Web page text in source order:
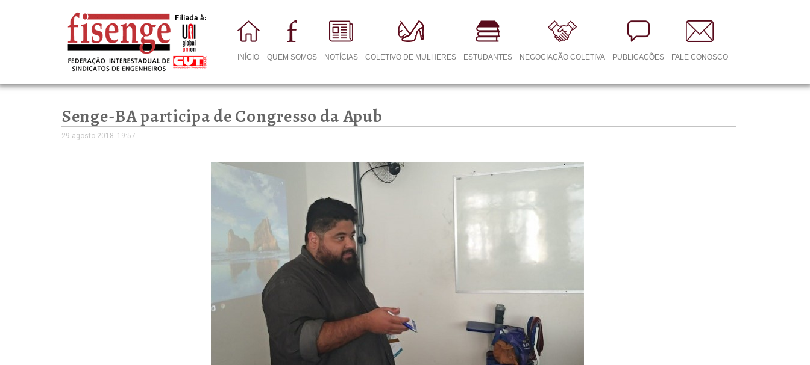
INÍCIO QUEM SOMOS NOTÍCIAS COLETIVO DE MULHERES ESTUDANTES NEGOCIAÇÃO COLETIVA PUBLICAÇÕES FALE CONOSCO
Senge-BA participa de Congresso da Apub
29 agosto 2018 19:57